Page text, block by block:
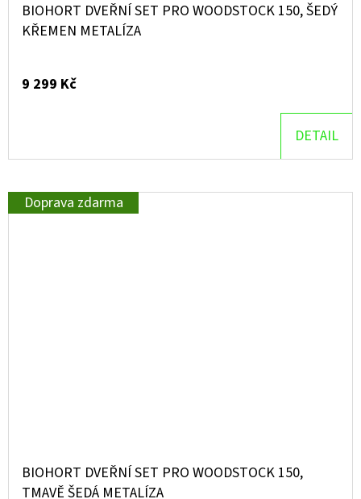
BIOHORT DVEŘNÍ SET PRO WOODSTOCK 150, ŠEDÝ
KŘEMEN METALÍZA
9 299 Kč
DETAIL
Doprava zdarma
BIOHORT DVEŘNÍ SET PRO WOODSTOCK 150,
TMAVĚ ŠEDÁ METALÍZA